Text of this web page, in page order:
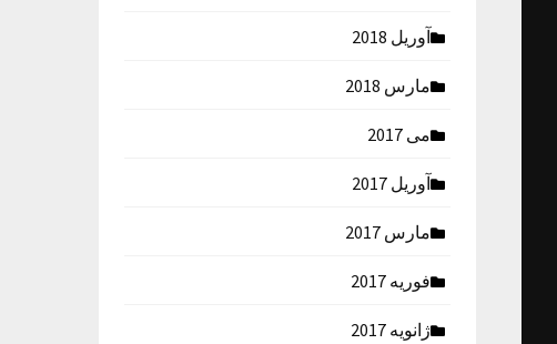
آوریل 2018
مارس 2018
می 2017
آوریل 2017
مارس 2017
فوریه 2017
ژانویه 2017